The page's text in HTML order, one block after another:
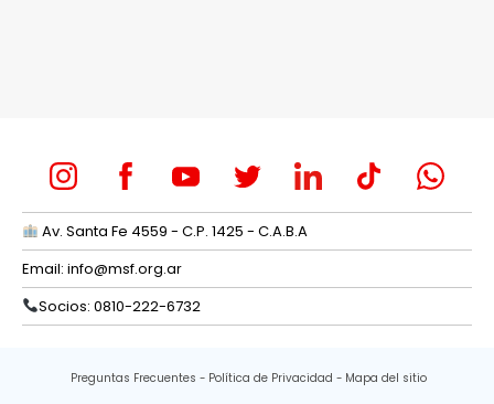
Av. Santa Fe 4559 - C.P. 1425 - C.A.B.A
Email: info@msf.org.ar
Socios: 0810-222-6732
Preguntas Frecuentes Política de Privacidad Mapa del sitio